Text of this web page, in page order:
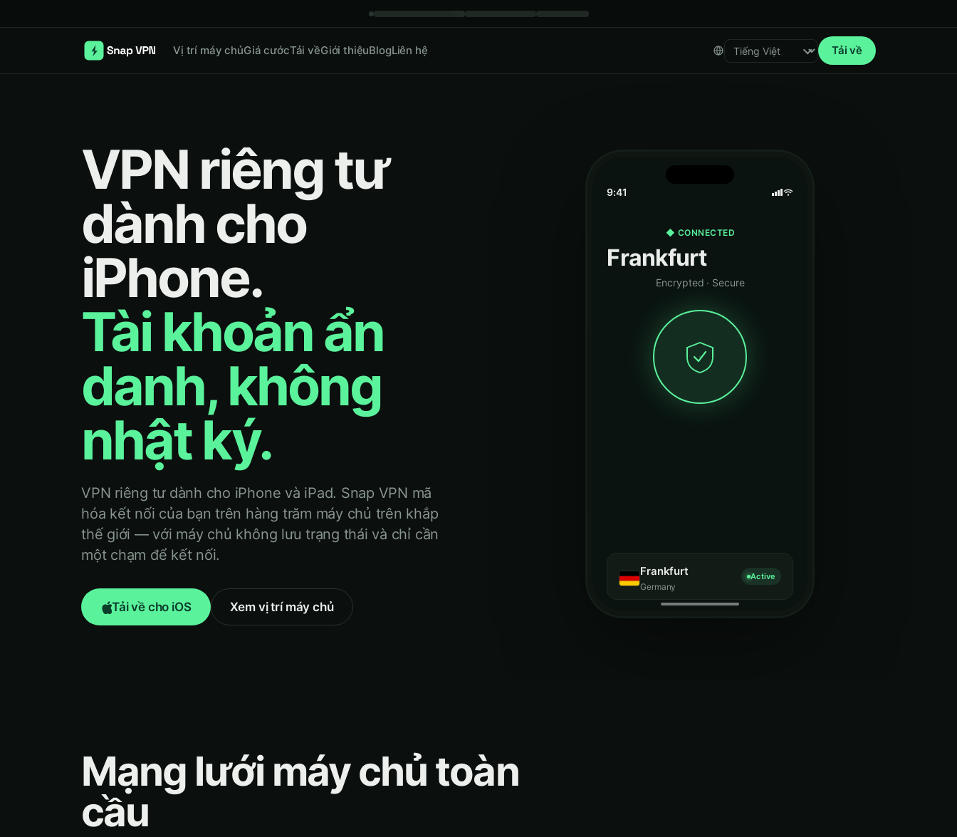
Vị trí máy chủGiá cướcTải vềGiới thiệuBlogLiên hệ
Select language
Tải về
VPN riêng tư
dành cho
iPhone.
Tài khoản ẩn
danh, không
nhật ký.
VPN riêng tư dành cho iPhone và iPad. Snap VPN mã
hóa kết nối của bạn trên hàng trăm máy chủ trên khắp
thế giới — với máy chủ không lưu trạng thái và chỉ cần
một chạm để kết nối.
Tải về cho iOS Xem vị trí máy chủ
9:41
◆ CONNECTED
Frankfurt
Encrypted · Secure
Frankfurt
Germany
Active
Mạng lưới máy chủ toàn
cầu